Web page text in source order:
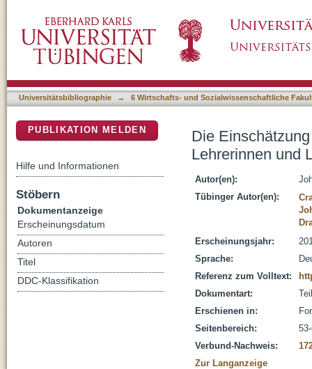
einer Vor- und Nachbefragung
Universitätsbibliographie → 6 Wirtschafts- und Sozialwissenschaftliche
Die
Lehrerinnen und
Autor(en):
Tübinger Autor(en):
Erscheinungsjahr:
Sprache:
Referenz zum Volltext:
Dokumentart:
Erschienen in:
Seitenbereich:
Verbund-Nachweis:
Zur Langanzeige
PUBLIKATION MELDEN
Hilfe und Informationen
Stöbern
Dokumentanzeige
Erscheinungsdatum
Autoren
Titel
DDC-Klassifikation